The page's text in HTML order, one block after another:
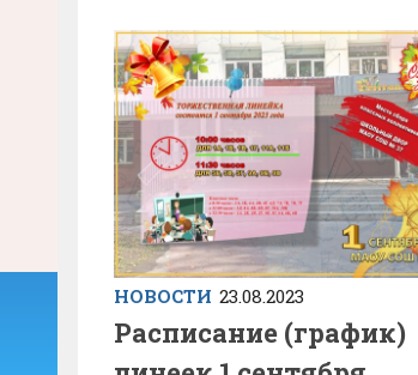
НОВОСТИ 23.08.2023
Расписание (график)